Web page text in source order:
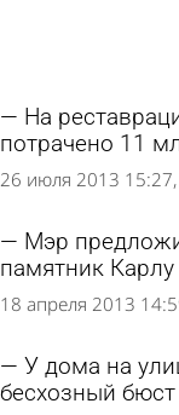
На
потрачено 11
26 июля 2013 15:27
Мэр
памятник
18 апреля 2013
У дома на
бесхозный